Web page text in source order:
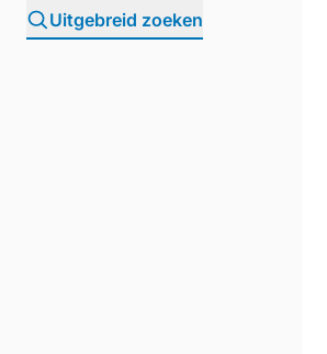
Uitgebreid zoeken